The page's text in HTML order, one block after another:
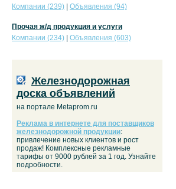
Компании (239)
Объявления (94)
Прочая ж/д продукция и услуги
Компании (234)
Объявления (603)
Железнодорожная
доска объявлений
на портале Metaprom.ru
Реклама в интернете для поставщиков
железнодорожной продукции:
привлечение новых клиентов и рост
продаж! Комплексные рекламные
тарифы от 9000 рублей за 1 год. Узнайте
подробности.